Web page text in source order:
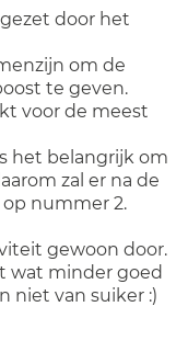
door het
om de
te geven.
voor de meest
het belangrijk om
zal er na de
nummer 2.
gewoon door.
wat minder goed
niet van suiker :)